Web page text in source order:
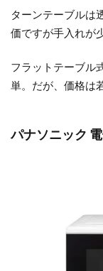
ターンテーブルは
価ですが手入れが
フラットテーブル
単。だが、価格は
パナソニック